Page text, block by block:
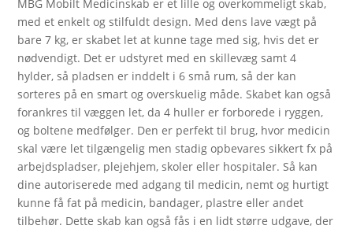
MBG Mobilt Medicinskab er et lille og overkommeligt skab,
med et enkelt og stilfuldt design. Med dens lave vægt på
bare 7 kg, er skabet let at kunne tage med sig, hvis det er
nødvendigt. Det er udstyret med en skillevæg samt 4
hylder, så pladsen er inddelt i 6 små rum, så der kan
sorteres på en smart og overskuelig måde. Skabet kan også
forankres til væggen let, da 4 huller er forborede i ryggen,
og boltene medfølger. Den er perfekt til brug, hvor medicin
skal være let tilgængelig men stadig opbevares sikkert fx på
arbejdspladser, plejehjem, skoler eller hospitaler. Så kan
dine autoriserede med adgang til medicin, nemt og hurtigt
kunne få fat på medicin, bandager, plastre eller andet
tilbehør. Dette skab kan også fås i en lidt større udgave, der